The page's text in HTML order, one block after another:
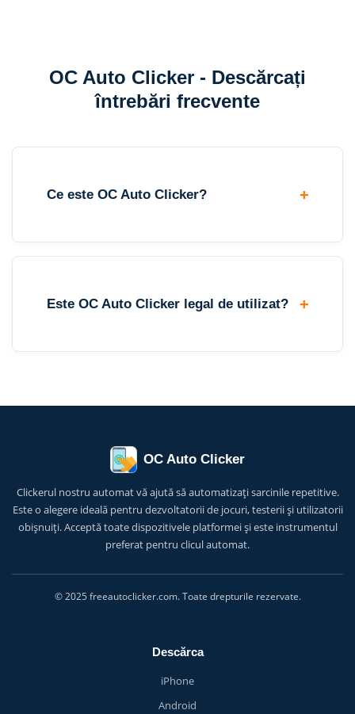
OC Auto Clicker - Descărcați
întrebări frecvente
Ce este OC Auto Clicker?
Este OC Auto Clicker legal de utilizat?
OC Auto Clicker
Clickerul nostru automat vă ajută să automatizați sarcinile repetitive.
Este o alegere ideală pentru dezvoltatorii de jocuri, testerii și utilizatorii
obișnuiți. Acceptă toate dispozitivele platformei și este instrumentul
preferat pentru clicul automat.
© 2025 freeautoclicker.com. Toate drepturile rezervate.
Descărca
iPhone
Android